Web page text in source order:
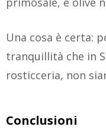
Una cosa è certa:
tranquillità che in
rosticceria, non
Conclusioni